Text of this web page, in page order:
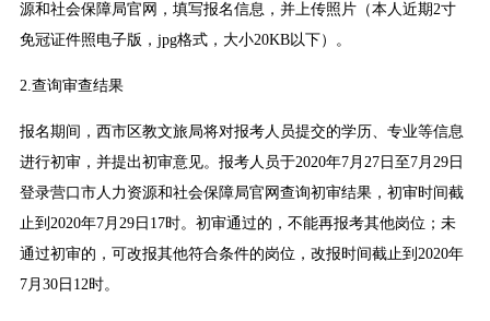
源和社会保障局官网，填写报名信息，并上传照片（本人近期2寸
免冠证件照电子版，jpg格式，大小20KB以下）。
2.查询审查结果
报名期间，西市区教文旅局将对报考人员提交的学历、专业等信息
进行初审，并提出初审意见。报考人员于2020年7月27日至7月29日
登录营口市人力资源和社会保障局官网查询初审结果，初审时间截
止到2020年7月29日17时。初审通过的，不能再报考其他岗位；未
通过初审的，可改报其他符合条件的岗位，改报时间截止到2020年
7月30日12时。